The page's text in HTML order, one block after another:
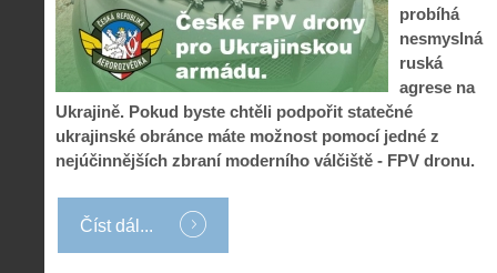
probíhá
nesmyslná
ruská
agrese na
Ukrajině. Pokud byste chtěli podpořit statečné
ukrajinské obránce máte možnost pomocí jedné z
nejúčinnějších zbraní moderního válčiště - FPV dronu.
Číst dál...